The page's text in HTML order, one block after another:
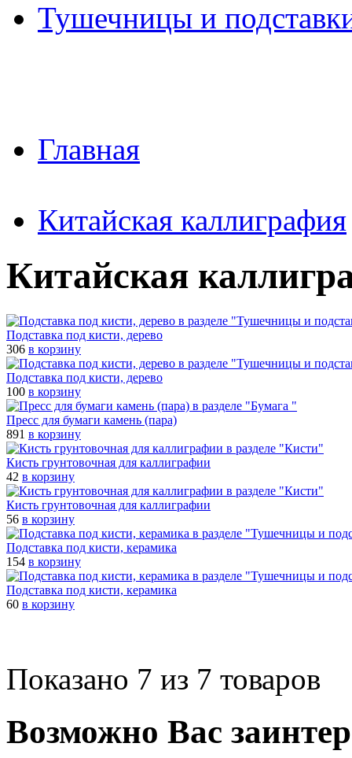
Тушечницы и
Главная
Китайская каллиграфия
Китайская
Подставка под кисти, дерево
306 в корзину
Подставка под кисти, дерево
100 в корзину
Пресс для бумаги камень (пара)
891 в корзину
Кисть грунтовочная для каллиграфии
42 в корзину
Кисть грунтовочная для каллиграфии
56 в корзину
Подставка под кисти, керамика
154 в корзину
Подставка под кисти, керамика
60 в корзину
Показано 7 из 7 товаров
Возможно Вас